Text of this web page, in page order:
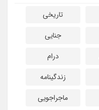
تاریخی
جنایی
درام
زندگینامه
ماجراجویی